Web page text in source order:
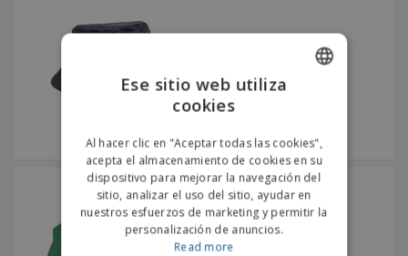
Algodón panamá
SPANISH
Ese sitio web utiliza
cookies
Al hacer clic en "Aceptar todas las cookies",
acepta el almacenamiento de cookies en su
dispositivo para mejorar la navegación del
sitio, analizar el uso del sitio, ayudar en
nuestros esfuerzos de marketing y permitir la
personalización de anuncios.
Read more